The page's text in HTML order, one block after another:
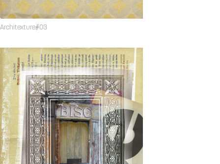
Architexture#03